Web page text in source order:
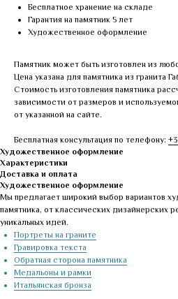
Бесплатное хранение на складе
Гарантия на памятник 5 лет
Художественное оформление
Памятник может быть изготовлен из
Цена указана для памятника из гранита
Стоимость изготовления памятника
зависимости от размеров и
от указанной на сайте.
Бесплатная консультация по телефону:
Художественное оформление
Характеристики
Доставка и оплата
Художественное оформление
Мы предлагает широкий выбор вариантов
памятника, от классических дизайнерских
уникальных идей.
Портреты на граните
Гравировка текста
Обратная сторона памятника
Медальоны и рамки
Итальянская бронза